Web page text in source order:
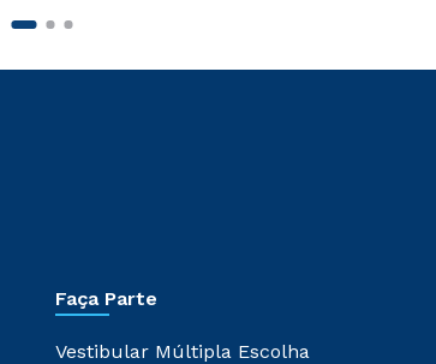
Faça Parte
Vestibular Múltipla Escolha